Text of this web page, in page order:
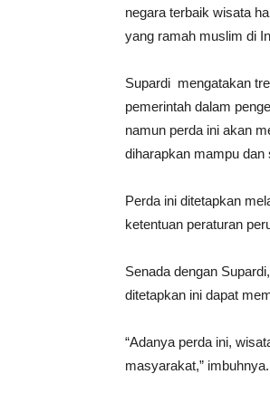
negara terbaik wisata
yang ramah muslim di
Supardi mengatakan
pemerintah dalam
namun perda ini akan
diharapkan mampu dan
Perda ini ditetapkan
ketentuan peraturan
Senada dengan
ditetapkan ini dapat
“Adanya perda ini,
masyarakat,” imbuhnya.